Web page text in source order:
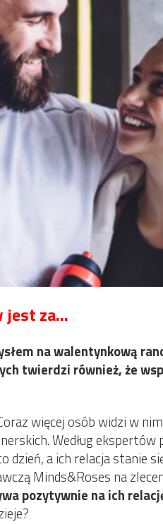
jest za...
na walentynkową
twierdzi również, że
więcej osób widzi w
Według
dzień, a ich relacja
Minds&Roses na
pozytywnie na ich